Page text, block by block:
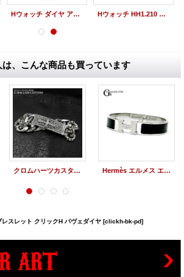
Hウォッチ ダイヤ アイボリー 黒レザー HERMES HH1.210 Hウォッチ HH1.210 レディース HERMES 中古
、こんな商品も買っています
クロムハーツカスタム IDブレスレット フローラルクロス ファンシーリンク パヴェダイヤ Hermès エルメス エナメルブレスレット 黒 クリックH パヴェダイヤモンド
スレット クリックH パヴェダイヤ [clickh-bk-pd]